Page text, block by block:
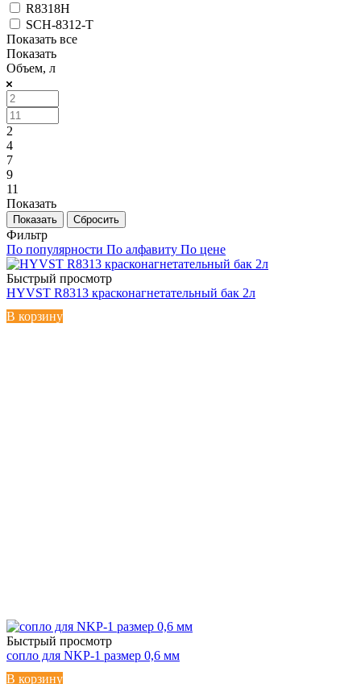
R8318H
SCH-8312-T
Показать все
Показать
Объем, л
2
4
7
9
11
Показать
Сбросить
Фильтр
По популярности По алфавиту По цене
Быстрый просмотр
HYVST R8313 красконагнетательный бак 2л
В корзину
Быстрый просмотр
сопло для NKP-1 размер 0,6 мм
В корзину